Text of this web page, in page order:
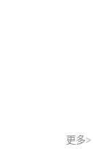
更多>